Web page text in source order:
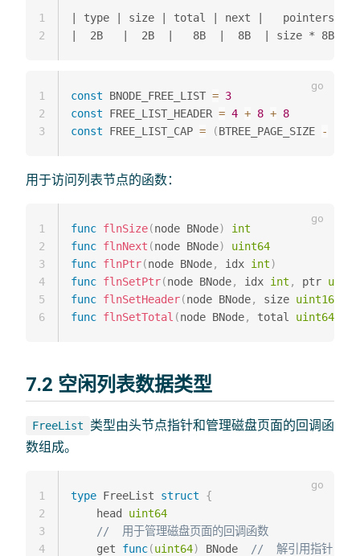
| type | size | total | next |   pointers |
1
2
const BNODE_FREE_LIST = 3
const FREE_LIST_HEADER = 4 + 8 + 8
const FREE_LIST_CAP = (BTREE_PAGE_SIZE -
1
2
3
用于访问列表节点的函数：
func flnSize(node BNode)
int
func flnNext (node BNode)
uint64
func flnPtr(node BNode, idx int)
func flnSetPtr(node BNode, idx int , ptr
func flnSetHeader(node BNode, size uint16
func flnSetTotal (node BNode, total uint64
1
2
3
4
5
6
7.2 空闲列表数据类型
FreeList
类型由头节点指针和管理磁盘页面的回调函
数组成。
type FreeList struct
{
    head
uint64
//  用于管理磁盘页面的回调函数
    get
func(uint64) BNode
//  解引用指针
1
2
3
4